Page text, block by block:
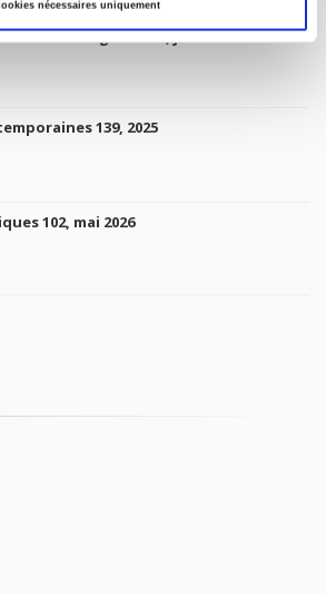
nécessaires uniquement
de sociologie 66 3/4, juillet-décembre
139, 2025
102, mai 2026